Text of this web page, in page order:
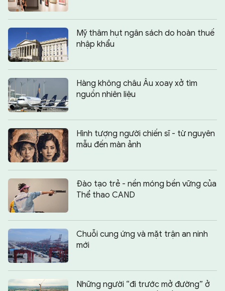
Mỹ thâm hụt ngân sách do hoàn thuế
nhập khẩu
Hàng không châu Âu xoay xở tìm
nguồn nhiên liệu
Hình tượng người chiến sĩ - từ nguyên
mẫu đến màn ảnh
Đào tạo trẻ - nền móng bền vững của
Thể thao CAND
Chuỗi cung ứng và mặt trận an ninh
mới
Những người “đi trước mở đường” ở